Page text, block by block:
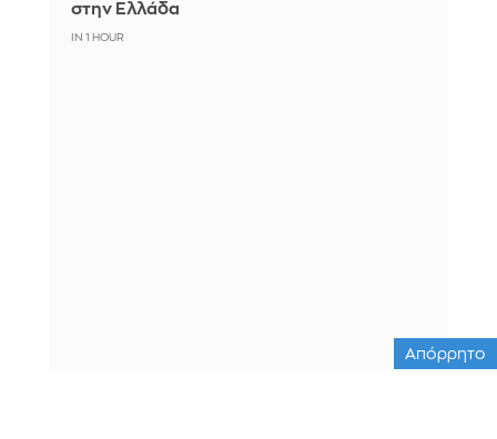
στην Ελλάδα
IN 1 HOUR
Απόρρητο